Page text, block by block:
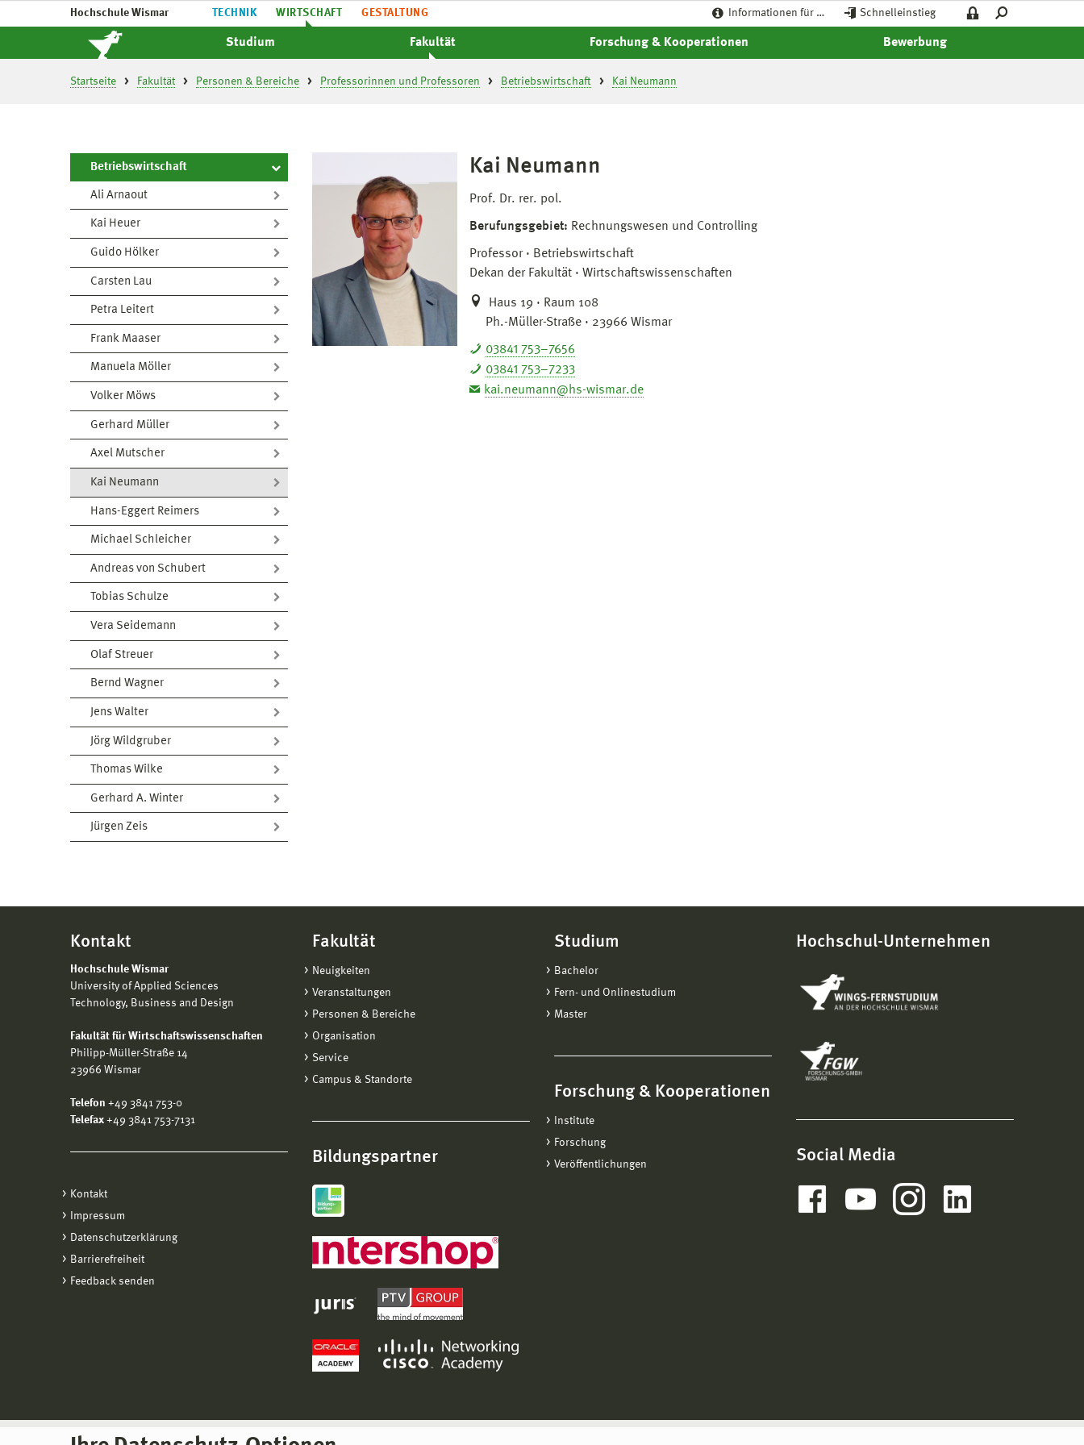
Hochschule Wismar TECHNIK WIRTSCHAFT GESTALTUNG Informationen für … Schnelleinstieg
Studium Fakultät Forschung & Kooperationen Bewerbung
Startseite Fakultät Personen & Bereiche Professorinnen und Professoren Betriebswirtschaft Kai Neumann
Betriebswirtschaft
Ali Arnaout
Kai Heuer
Guido Hölker
Carsten Lau
Petra Leitert
Frank Maaser
Manuela Möller
Volker Möws
Gerhard Müller
Axel Mutscher
Kai Neumann
Hans-Eggert Reimers
Michael Schleicher
Andreas von Schubert
Tobias Schulze
Vera Seidemann
Olaf Streuer
Bernd Wagner
Jens Walter
Jörg Wildgruber
Thomas Wilke
Gerhard A. Winter
Jürgen Zeis
Kai Neumann
Prof. Dr. rer. pol.
Berufungsgebiet: Rechnungswesen und Controlling
Professor
Betriebswirtschaft
Dekan der Fakultät
Wirtschaftswissenschaften
Haus 19 · Raum 108
Ph.-Müller-Straße · 23966 Wismar
03841 753–7656
03841 753–7233
kai.neumann@hs-wismar.de
Kontakt
Hochschule Wismar
University of Applied Sciences
Technology, Business and Design
Fakultät für Wirtschaftswissenschaften
Philipp-Müller-Straße 14
23966 Wismar
Telefon +49 3841 753-0
Telefax +49 3841 753-7131
Kontakt
Impressum
Datenschutzerklärung
Barrierefreiheit
Feedback senden
Fakultät
Neuigkeiten
Veranstaltungen
Personen & Bereiche
Organisation
Service
Campus & Standorte
Bildungspartner
Studium
Bachelor
Fern- und Onlinestudium
Master
Forschung & Kooperationen
Institute
Forschung
Veröffentlichungen
Hochschul-Unternehmen
Social Media